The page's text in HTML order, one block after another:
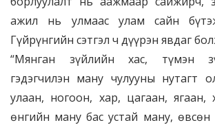
ажил нь улмаас улам сайн
Гүйрүнгийн сэтгэл ч дүүрэн явдаг
“Мянган зүйлийн хас, түмэн
гэдэгчилэн ману чулууны нутагт
улаан, ногоон, хар, цагаан, ягаан,
өнгийн ману бас устай ману, өвсөн